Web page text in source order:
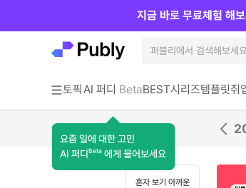
토픽AI 퍼디 Beta
요즘 일에 대한 고민
AI 퍼디 Beta 에게 물어보세요
BEST시리즈템플릿취
지금 바로 무료체험 해
혼자 보기 아까운